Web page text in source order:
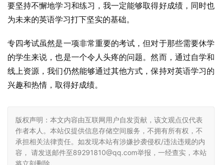
要坚持不懈地学习和练习，我一定能够取得好成绩，同时也
为未来的英语学习打下坚实的基础。
专四考试虽然是一项非常重要的考试，但对于那些需要休学
的学生来说，也是一个令人头疼的问题。然而，通过自学和
线上资源，我们仍然能够通过其他方式，保持对英语学习的
兴趣和热情，取得好成绩。
版权声明：本文内容由互联网用户自发贡献，该文观点仅代表
作者本人。本站仅提供信息存储空间服务，不拥有所有权，不
承担相关法律责任。如发现本站有涉嫌抄袭侵权/违法违规的内
容， 请发送邮件至89291810@qq.com举报，一经查实，本站
将立刻删除。